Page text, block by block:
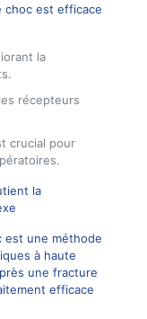
choc est efficace
la
récepteurs
crucial pour
la
est une méthode
à haute
une fracture
efficace